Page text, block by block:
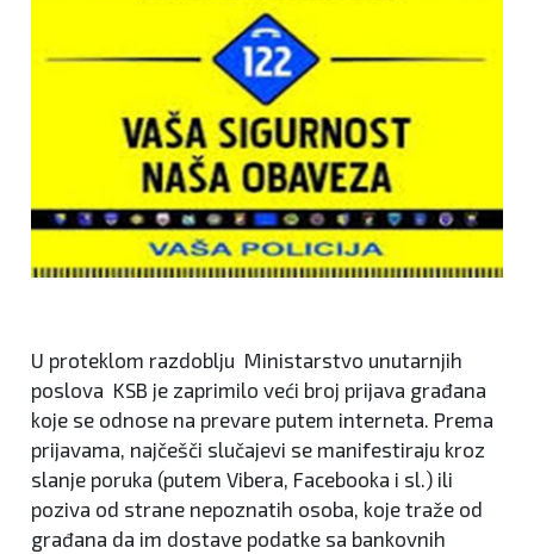
U proteklom razdoblju Ministarstvo unutarnjih
poslova KSB je zaprimilo veći broj prijava građana
koje se odnose na prevare putem interneta. Prema
prijavama, najčešči slučajevi se manifestiraju kroz
slanje poruka (putem Vibera, Facebooka i sl.) ili
poziva od strane nepoznatih osoba, koje traže od
građana da im dostave podatke sa bankovnih